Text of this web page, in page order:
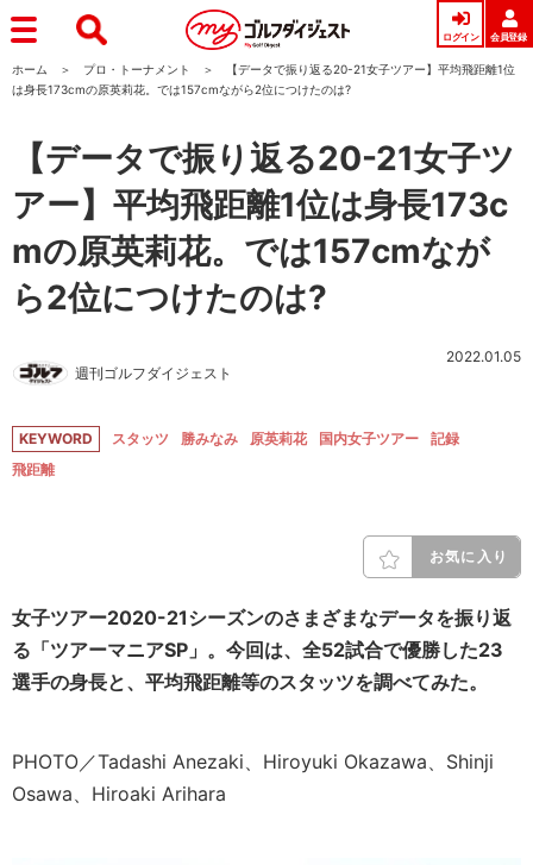
ログイン 会員登録
ホーム プロ・トーナメント
【データで振り返る20-21女子ツアー】平均飛距離1位
は身長173cmの原英莉花。では157cmながら2位につけたのは?
【データで振り返る20-21女子ツ
アー】平均飛距離1位は身長173c
mの原英莉花。では157cmなが
ら2位につけたのは?
週刊ゴルフダイジェスト
2022.01.05
KEYWORD スタッツ 勝みなみ 原英莉花 国内女子ツアー
記録
飛距離
お気に入り
女子ツアー2020-21シーズンのさまざまなデータを振り返
る「ツアーマニアSP」。今回は、全52試合で優勝した23
選手の身長と、平均飛距離等のスタッツを調べてみた。
PHOTO／Tadashi Anezaki、Hiroyuki Okazawa、Shinji
Osawa、Hiroaki Arihara